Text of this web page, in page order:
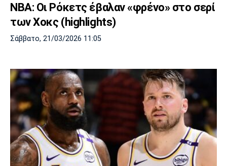
ΝΒΑ: Οι Ρόκετς έβαλαν «φρένο» στο σερί
των Χοκς (highlights)
Σάββατο, 21/03/2026 11:05